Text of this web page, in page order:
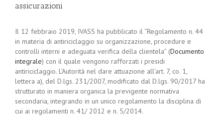
assicurazioni
Il 12 febbraio 2019, IVASS ha pubblicato il “Regolamento n. 44
in materia di antiriciclaggio su organizzazione, procedure e
controlli interni e adeguata verifica della clientela” (Documento
integrale) con il quale vengono rafforzati i presidi
antiriciclaggio. L’Autorità nel dare attuazione all’art. 7, co. 1,
lettera a), del D.lgs. 231/2007, modificato dal D.lgs. 90/2017 ha
strutturato in maniera organica la previgente normativa
secondaria, integrando in un unico regolamento la disciplina di
cui ai regolamenti n. 41/ 2012 e n. 5/2014.